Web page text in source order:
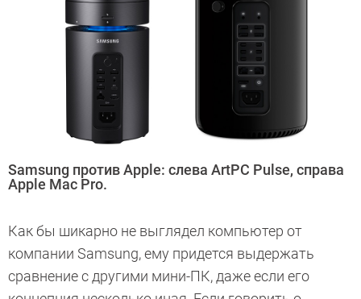
Samsung против Apple: слева ArtPC Pulse, справа
Apple Mac Pro.
Как бы шикарно не выглядел компьютер от
компании Samsung, ему придется выдержать
сравнение с другими мини-ПК, даже если его